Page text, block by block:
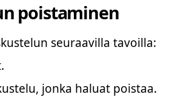
poistaminen
seuraavilla tavoilla:
jonka haluat poistaa.